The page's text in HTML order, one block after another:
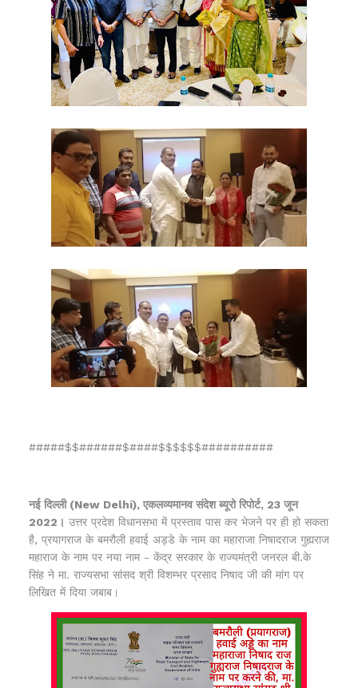
#####$$######$####$$$$$$##########
नई दिल्ली (New Delhi), एकलव्यमानव संदेश ब्यूरो रिपोर्ट, 23 जून
2022। उत्तर प्रदेश विधानसभा में प्रस्ताव पास कर भेजने पर ही हो सकता
है, प्रयागराज के बमरौली हवाई अड्डे के नाम का महाराजा निषादराज गुह्यराज
महाराज के नाम पर नया नाम - केंद्र सरकार के राज्यमंत्री जनरल बी.के
सिंह ने मा. राज्यसभा सांसद श्री विशम्भर प्रसाद निषाद जी की मांग पर
लिखित में दिया जबाब।